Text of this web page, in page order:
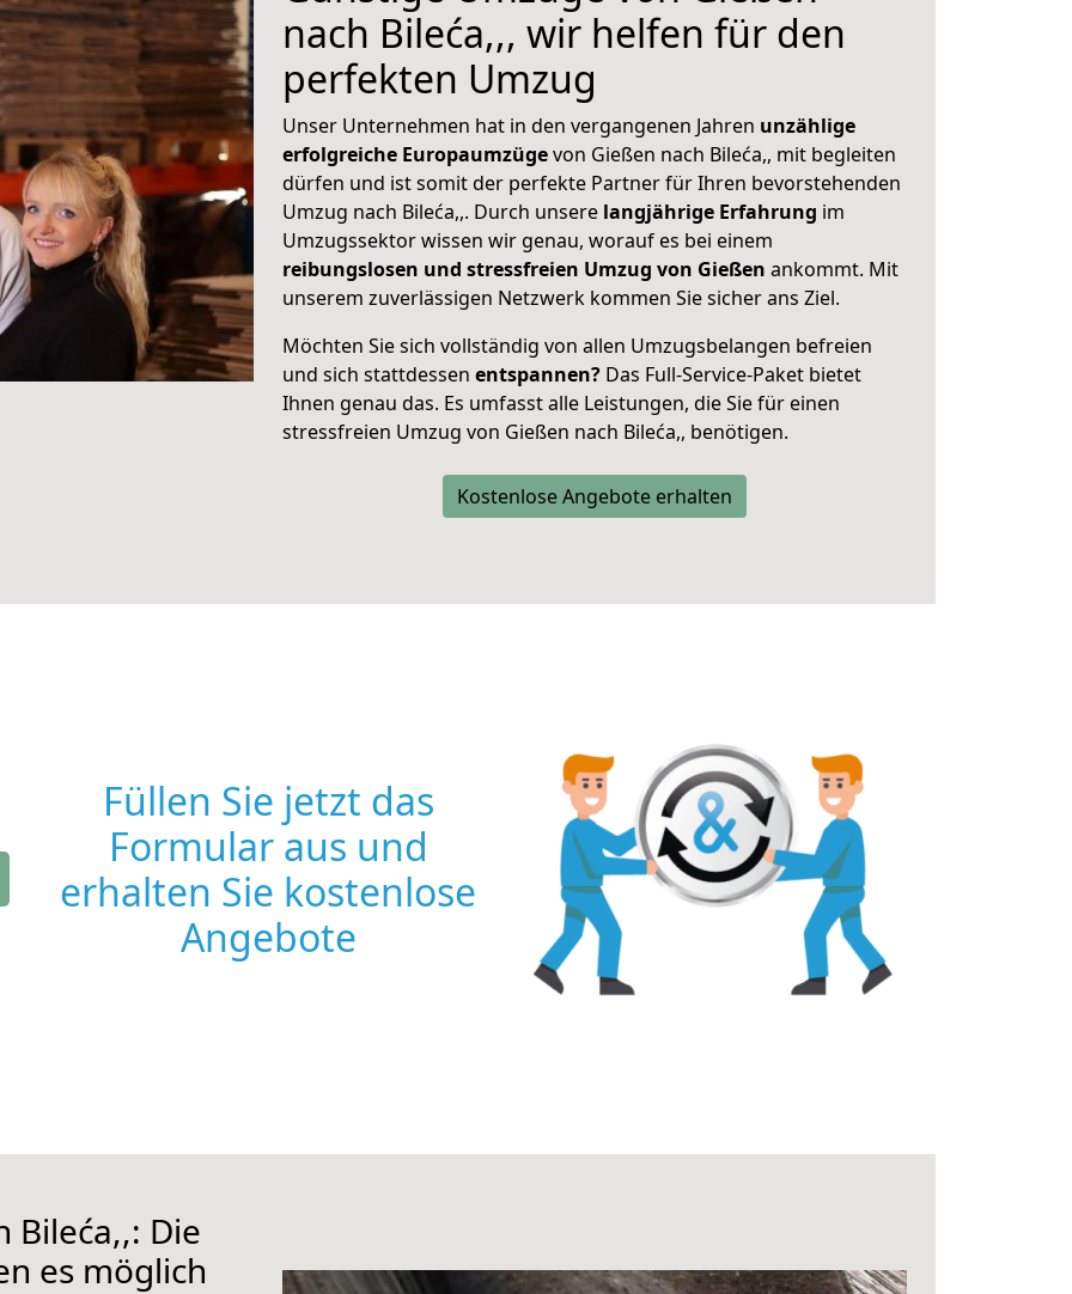
nach Bileća,,, wir helfen für den
perfekten Umzug
Unser Unternehmen hat in den vergangenen Jahren unzählige
erfolgreiche Europaumzügevon Gießen nach Bileća,, mit begleiten
dürfen und ist somit der perfekte Partner für Ihren bevorstehenden
Umzug nach Bileća,,. Durch unsere langjährige Erfahrung im
Umzugssektor wissen wir genau, worauf es bei einem
reibungslosen und stressfreien Umzug von Gießen ankommt. Mit
unserem zuverlässigen Netzwerk kommen Sie sicher ans Ziel.
Möchten Sie sich vollständig von allen Umzugsbelangen befreien
und sich stattdessen entspannen? Das Full-Service-Paket bietet
Ihnen genau das. Es umfasst alle Leistungen, die Sie für einen
stressfreien Umzug von Gießen nach Bileća,, benötigen.
Kostenlose Angebote erhalten
Füllen Sie jetzt das
Formular aus und
erhalten Sie kostenlose
Angebote
Bileća,,: Die
es möglich